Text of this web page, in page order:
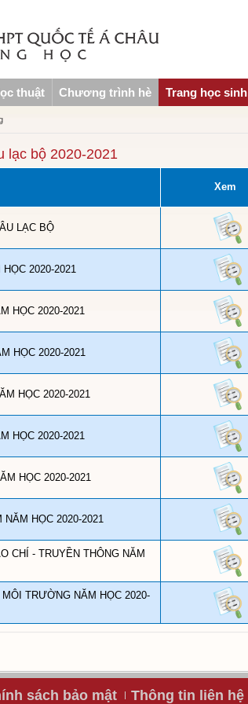
thuật Chương trình hè Trang học sinh
lạc bộ 2020-2021
Xem
LẠC BỘ
2020-2021
HỌC 2020-2021
HỌC 2020-2021
HỌC 2020-2021
HỌC 2020-2021
HỌC 2020-2021
HỌC 2020-2021
CHÍ - TRUYỀN THÔNG NĂM
TRƯỜNG NĂM HỌC 2020-
sách bảo mật Thông tin liên hệ